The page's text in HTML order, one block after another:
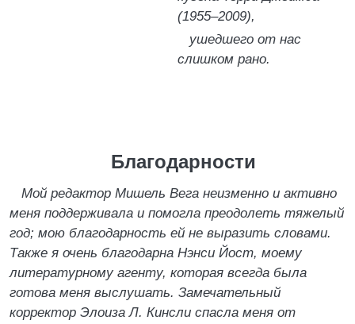
(1955–2009),
ушедшего от нас
слишком рано.
Благодарности
Мой редактор Мишель Вега неизменно и активно
меня поддерживала и помогла преодолеть тяжелый
год; мою благодарность ей не выразить словами.
Также я очень благодарна Нэнси Йост, моему
литературному агенту, которая всегда была
готова меня выслушать. Замечательный
корректор Элоиза Л. Кинсли спасла меня от